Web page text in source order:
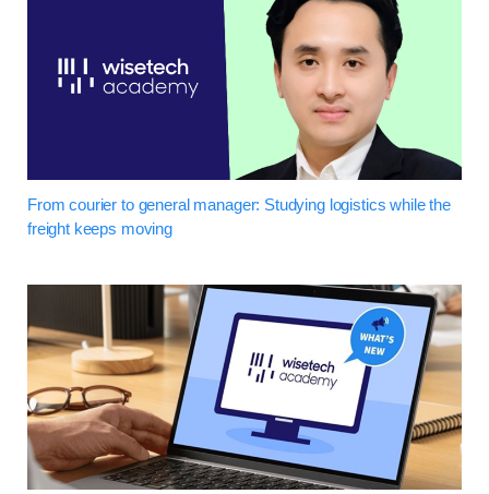
From courier to general manager: Studying logistics while the
freight keeps moving